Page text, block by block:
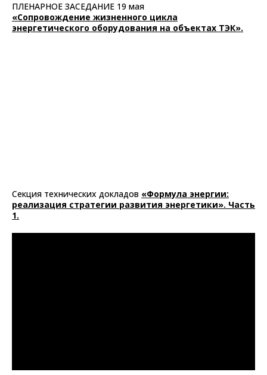
ПЛЕНАРНОЕ ЗАСЕДАНИЕ 19 мая
«Сопровождение жизненного цикла
энергетического оборудования на объектах ТЭК».
Секция технических докладов «Формула энергии:
реализация стратегии развития энергетики». Часть
1.